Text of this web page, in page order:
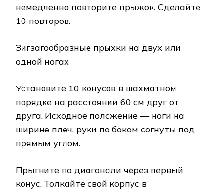
немедленно повторите прыжок. Сделайте
10 повторов.
Зигзагообразные прыхки на двух или
одной ногах
Установите 10 конусов в шахматном
порядке на расстоянии 60 см друг от
друга. Исходное положение — ноги на
ширине плеч, руки по бокам согнуты под
прямым углом.
Прыгните по диагонали через первый
конус. Толкайте свой корпус в